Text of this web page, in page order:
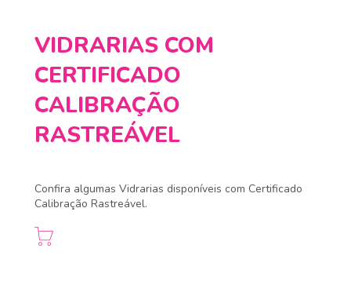
VIDRARIAS COM
CERTIFICADO
CALIBRAÇÃO
RASTREÁVEL
Confira algumas Vidrarias disponíveis com Certificado
Calibração Rastreável.